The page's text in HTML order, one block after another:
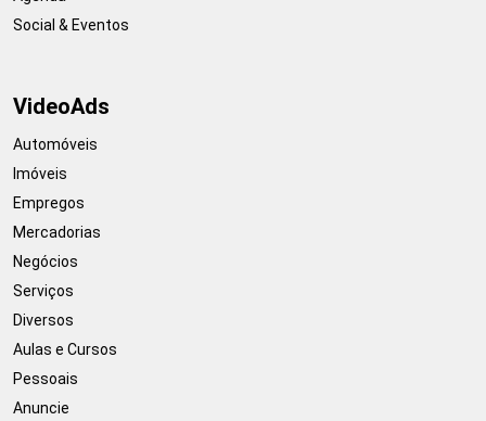
Social & Eventos
VideoAds
Automóveis
Imóveis
Empregos
Mercadorias
Negócios
Serviços
Diversos
Aulas e Cursos
Pessoais
Anuncie